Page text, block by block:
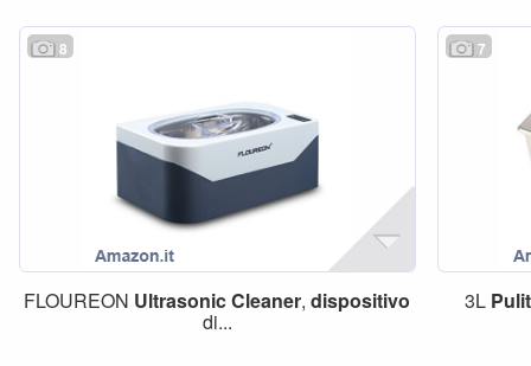
8
FLOUREON UltrasonicCleaner,dispositivo
di...
7
3L